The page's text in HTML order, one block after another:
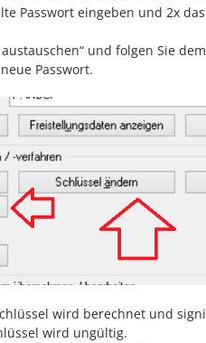
Passwort eingeben und 2x
und folgen Sie
Passwort.
wird berechnet und
wird ungültig.